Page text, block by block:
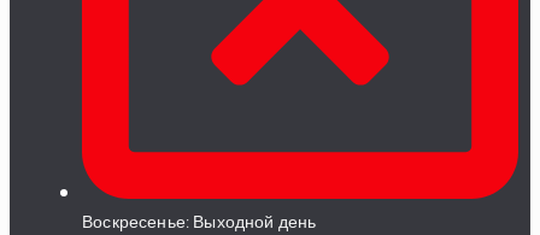
Воскресенье: Выходной день